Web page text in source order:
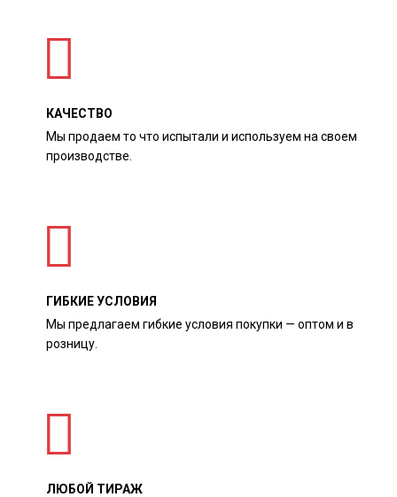
КАЧЕСТВО
Мы продаем то что испытали и используем на своем
производстве.
ГИБКИЕ УСЛОВИЯ
Мы предлагаем гибкие условия покупки — оптом и в
розницу.
ЛЮБОЙ ТИРАЖ